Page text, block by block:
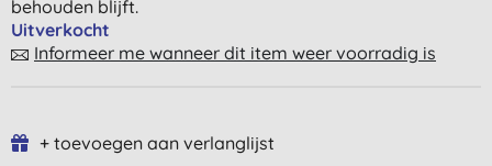
behouden blijft.
Uitverkocht
Informeer me wanneer dit item weer voorradig is
+ toevoegen aan verlanglijst